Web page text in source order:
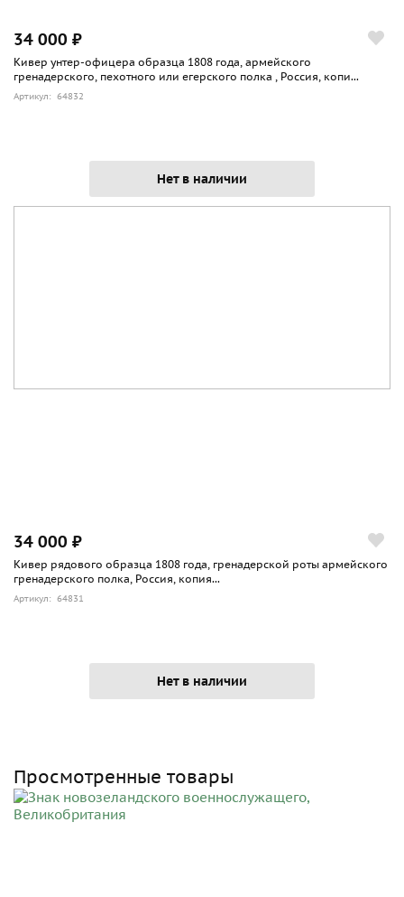
34 000 ₽
Кивер унтер-офицера образца 1808 года, армейского
гренадерского, пехотного или егерского полка , Россия, копи...
Артикул: 64832
Нет в наличии
34 000 ₽
Кивер рядового образца 1808 года, гренадерской роты армейского
гренадерского полка, Россия, копия...
Артикул: 64831
Нет в наличии
Просмотренные товары